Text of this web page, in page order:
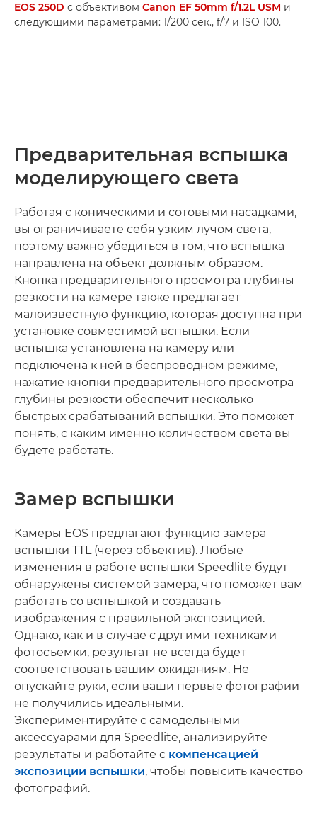
EOS 250D с объективом Canon EF 50mm f/1.2L USM и
следующими параметрами: 1/200 сек., f/7 и ISO 100.
Предварительная вспышка
моделирующего света
Работая с коническими и сотовыми насадками,
вы ограничиваете себя узким лучом света,
поэтому важно убедиться в том, что вспышка
направлена на объект должным образом.
Кнопка предварительного просмотра глубины
резкости на камере также предлагает
малоизвестную функцию, которая доступна при
установке совместимой вспышки. Если
вспышка установлена на камеру или
подключена к ней в беспроводном режиме,
нажатие кнопки предварительного просмотра
глубины резкости обеспечит несколько
быстрых срабатываний вспышки. Это поможет
понять, с каким именно количеством света вы
будете работать.
Замер вспышки
Камеры EOS предлагают функцию замера
вспышки TTL (через объектив). Любые
изменения в работе вспышки Speedlite будут
обнаружены системой замера, что поможет вам
работать со вспышкой и создавать
изображения с правильной экспозицией.
Однако, как и в случае с другими техниками
фотосъемки, результат не всегда будет
соответствовать вашим ожиданиям. Не
опускайте руки, если ваши первые фотографии
не получились идеальными.
Экспериментируйте с самодельными
аксессуарами для Speedlite, анализируйте
результаты и работайте с компенсацией
экспозиции вспышки, чтобы повысить качество
фотографий.